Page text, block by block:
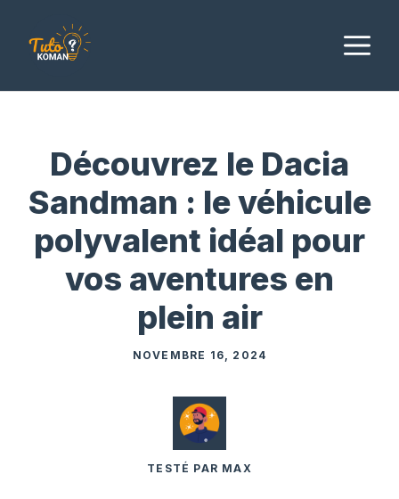
contenu
Découvrez le Dacia
Sandman : le véhicule
polyvalent idéal pour
vos aventures en
plein air
NOVEMBRE 16, 2024
TESTÉ PAR MAX